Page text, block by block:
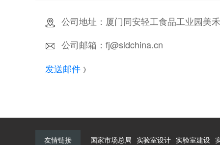
公司地址：厦门同安轻工食品工业园美
公司邮箱：fj@sldchina.cn
发送邮件 》
友情链接 国家市场总局 实验室设计 实验室建设